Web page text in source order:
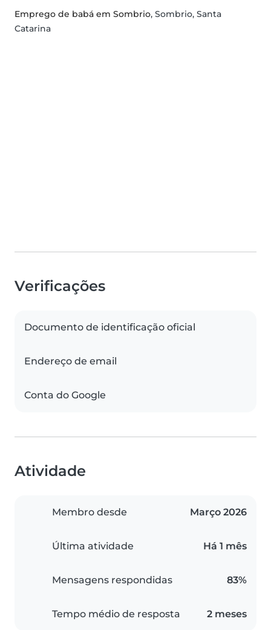
Emprego de babá em Sombrio, Sombrio, Santa
Catarina
Verificações
Documento de identificação oficial
Endereço de email
Conta do Google
Atividade
Membro desde Março 2026
Última atividade Há 1 mês
Mensagens respondidas 83%
Tempo médio de resposta 2 meses